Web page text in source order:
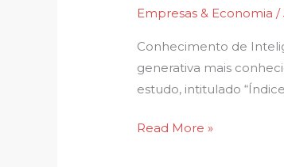
Empresas & Economia /
Conhecimento de
generativa mais
estudo, intitulado
são
por
quase
toda
Read More »